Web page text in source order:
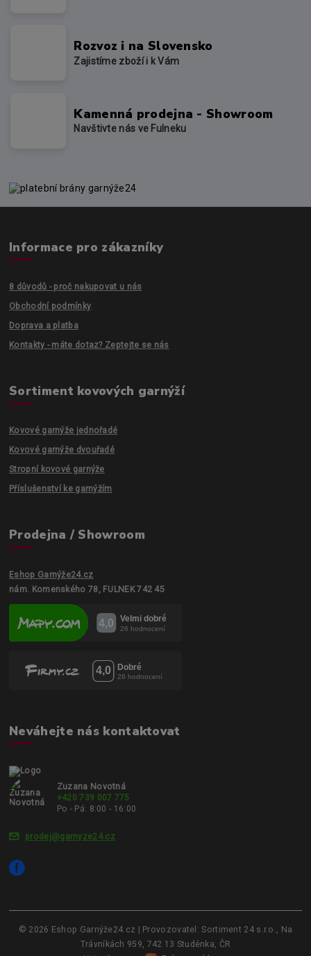
Rozvoz i na Slovensko
Zajistíme zboží i k Vám
Kamenná prodejna - Showroom
Navštivte nás ve Fulneku
Informace pro zákazníky
8 důvodů - proč nakupovat u nás
Obchodní podmínky
Doprava a platba
Kontakty - máte dotaz? Zeptejte se nás
Sortiment kovových garnýží
Kovové garnýže jednořadé
Kovové garnýže dvouřadé
Stropní kovové garnýže
Příslušenství ke garnýžím
Prodejna / Showroom
Eshop Garnýže24.cz
nám. Komenského 78, FULNEK 742 45
Neváhejte nás kontaktovat
Zuzana Novotná
+420 739 007 775
Po - Pá: 8:00 - 16:00
prodej@garnyze24.cz
© 2026 Eshop Garnýže24.cz | Provozovatel: Sortiment 24 s.r.o., Na
Trávníkách 959, 742 13 Studénka, ČR